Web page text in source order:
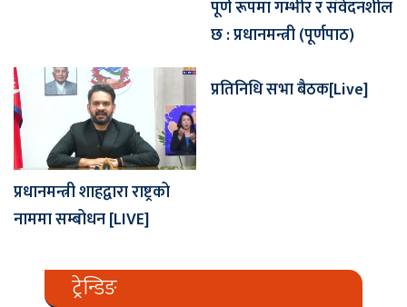
पूर्ण रूपमा गम्भीर र संवेदनशील
छ : प्रधानमन्त्री (पूर्णपाठ)
प्रधानमन्त्री शाहद्वारा राष्ट्रको
नाममा सम्बोधन [LIVE]
प्रतिनिधि सभा बैठक[Live]
ट्रेन्डिङ